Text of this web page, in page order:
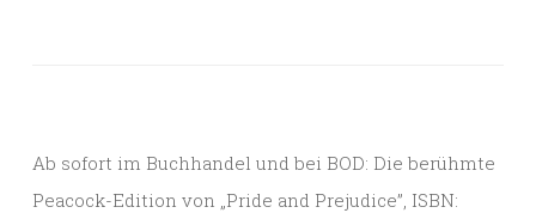
Ab sofort im Buchhandel und bei BOD: Die berühmte
Peacock-Edition von „Pride and Prejudice”, ISBN: